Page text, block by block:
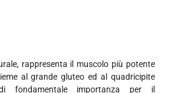
rappresenta il muscolo più potente
al grande gluteo ed al quadricipite
fondamentale importanza per il